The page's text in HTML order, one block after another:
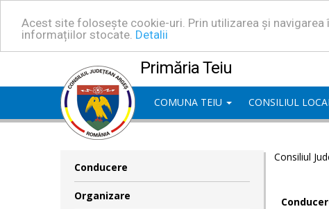
Acest site folosește cookie-uri. Prin utilizarea și
informațiilor stocate. Detalii
Primăria Teiu
COMUNA TEIU CONSILIUL
Conducere
Organizare
Consiliul